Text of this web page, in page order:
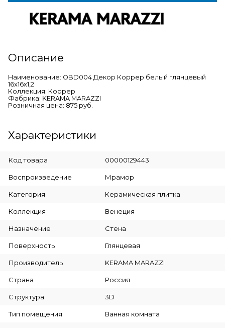
Описание
Наименование: OBD004 Декор Коррер белый глянцевый
16x16x1,2
Коллекция: Коррер
Фабрика: KERAMA MARAZZI
Розничная цена: 875 руб.
Характеристики
Код товара 00000129443
Воспроизведение Мрамор
Категория Керамическая плитка
Коллекция Венеция
Назначение Стена
Поверхность Глянцевая
Производитель KERAMA MARAZZI
Страна Россия
Структура 3D
Тип помещения Ванная комната